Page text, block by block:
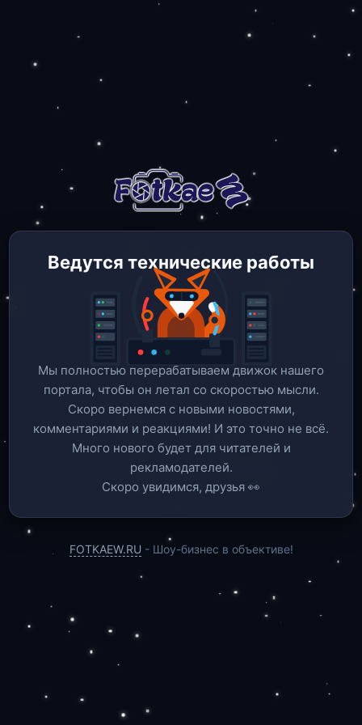
Ведутся технические работы
Мы полностью перерабатываем движок нашего
портала, чтобы он летал со скоростью мысли.
Скоро вернемся c новыми новостями,
комментариями и реакциями! И это точно не всё.
Много нового будет для читателей и
рекламодателей.
Скоро увидимся, друзья 👀
FOTKAEW.RU - Шоу-бизнес в объективе!